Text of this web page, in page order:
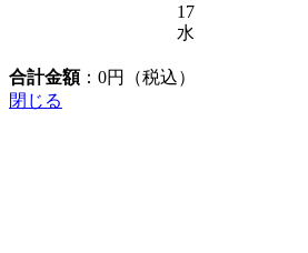
17
水
合計金額： 0円（税込）
閉じる